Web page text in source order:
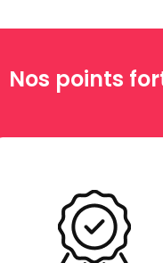
Nos points